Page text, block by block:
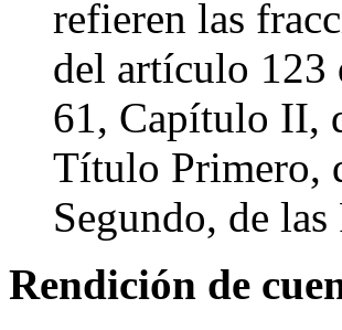
refieren las
del artículo 123
61, Capítulo II,
Título Primero,
Segundo, de las
Rendición de